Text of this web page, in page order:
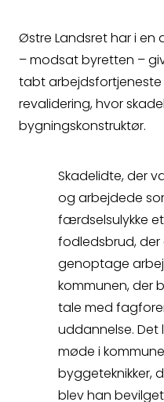
så
Østre Landsret har i en
– modsat byretten –
tabt
revalidering, hvor
bygningskonstruktør.
Skadelidte, der
og arbejdede
færdselsulykke
fodledsbrud, der
genoptage
kommunen, der
tale med
uddannelse.
møde i
byggeteknikker,
blev han